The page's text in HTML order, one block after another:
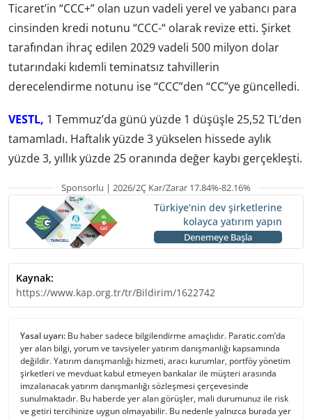
Ticaret’in “CCC+” olan uzun vadeli yerel ve yabancı para
cinsinden kredi notunu “CCC-“ olarak revize etti. Şirket
tarafından ihraç edilen 2029 vadeli 500 milyon dolar
tutarındaki kıdemli teminatsız tahvillerin
derecelendirme notunu ise “CCC”den “CC”ye güncelledi.
VESTL, 1 Temmuz’da günü yüzde 1 düşüşle 25,52 TL’den
tamamladı. Haftalık yüzde 3 yükselen hissede aylık
yüzde 3, yıllık yüzde 25 oranında değer kaybı gerçekleşti.
Sponsorlu | 2026/2Ç Kar/Zarar 17.84%-82.16%
Türkiye’nin dev şirketlerine
kolayca yatırım yapın
Denemeye Başla
Kaynak:
https://www.kap.org.tr/tr/Bildirim/1622742
Yasal uyarı: Bu haber sadece bilgilendirme amaçlıdır. Paratic.com’da
yer alan bilgi, yorum ve tavsiyeler yatırım danışmanlığı kapsamında
değildir. Yatırım danışmanlığı hizmeti, aracı kurumlar, portföy yönetim
şirketleri ve mevduat kabul etmeyen bankalar ile müşteri arasında
imzalanacak yatırım danışmanlığı sözleşmesi çerçevesinde
sunulmaktadır. Bu haberde yer alan görüşler, mali durumunuz ile risk
ve getiri tercihinize uygun olmayabilir. Bu nedenle yalnızca burada yer